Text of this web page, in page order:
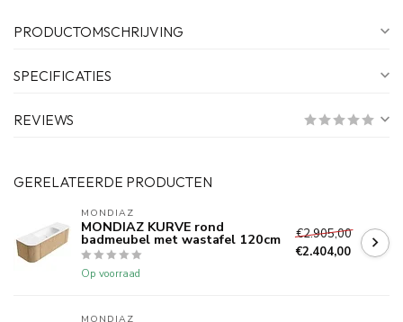
PRODUCTOMSCHRIJVING
SPECIFICATIES
REVIEWS
GERELATEERDE PRODUCTEN
MONDIAZ
MONDIAZ KURVE rond
badmeubel met wastafel 120cm
Op voorraad
€2.905,00
€2.404,00
MONDIAZ